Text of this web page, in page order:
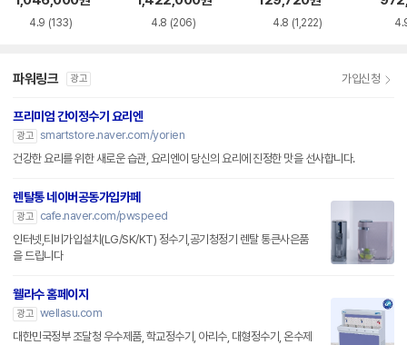
4.9 (133) 4.8 (206)
HIN4.8 (1,222)
파워링크 광고 가입신청
프리미엄 간이정수기 요리엔
광고 smartstore.naver.com/yorien
건강한 요리를 위한 새로운 습관, 요리엔이 당신의 요리에 진정한 맛을 선사합니다.
렌탈통 네이버공동가입카페
광고
cafe.naver.com/pwspeed
인터넷,티비가입설치(LG/SK/KT) 정수기,공기청정기 렌탈 통큰사은품
을 드립니다
웰라수 홈페이지
광고 wellasu.com
대한민국정부 조달청 우수제품, 학교정수기, 아리수, 대형정수기, 온수제